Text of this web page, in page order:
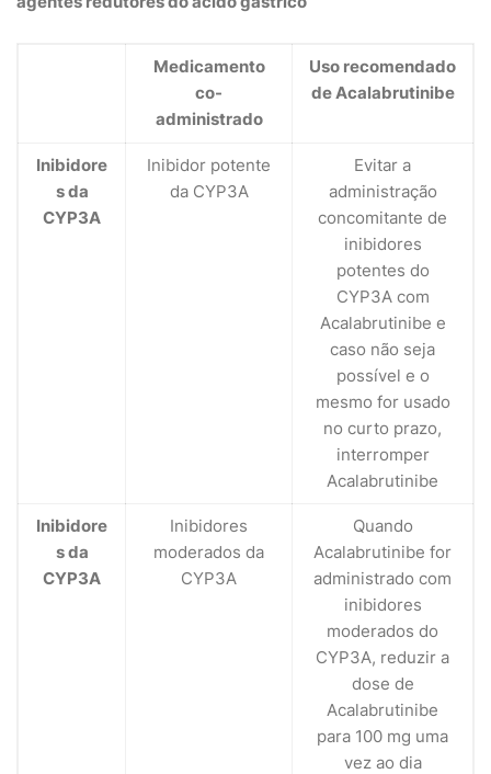
Medicamento
co-
administrado
Uso recomendado
de Acalabrutinibe
Inibidore
s da
CYP3A
Inibidor potente
da CYP3A
Evitar a
administração
concomitante de
inibidores
potentes do
CYP3A com
Acalabrutinibe e
caso não seja
possível e o
mesmo for usado
no curto prazo,
interromper
Acalabrutinibe
Inibidore
s da
CYP3A
Inibidores
moderados da
CYP3A
Quando
Acalabrutinibe for
administrado com
inibidores
moderados do
CYP3A, reduzir a
dose de
Acalabrutinibe
para 100 mg uma
vez ao dia